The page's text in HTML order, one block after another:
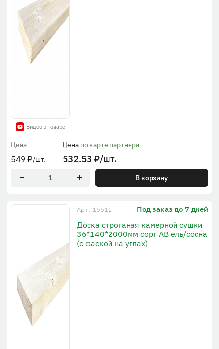
Видео о товаре
Цена
549 ₽/шт.
Цена по карте партнера
532.53 ₽/шт.
В корзину
Арт.: 15611 Под заказ до 7 дней
Доска строганая камерной сушки
36*140*2000мм сорт AB ель/сосна
(с фаской на углах)